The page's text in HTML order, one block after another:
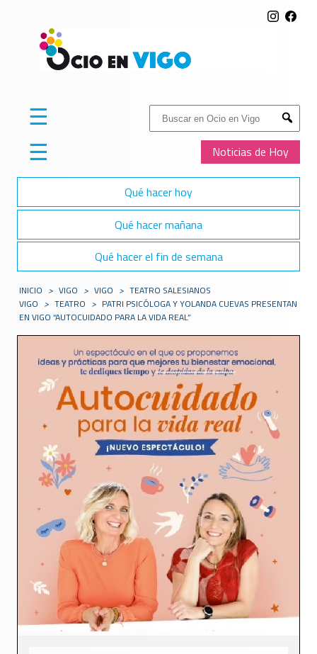
Buscar:
Submit
Noticias de Hoy
☰
☰
Qué hacer hoy
Qué hacer mañana
Qué hacer el fin de semana
INICIO > VIGO > VIGO > TEATRO SALESIANOS
VIGO > TEATRO > PATRI PSICÓLOGA Y YOLANDA CUEVAS PRESENTAN
EN VIGO “AUTOCUIDADO PARA LA VIDA REAL”